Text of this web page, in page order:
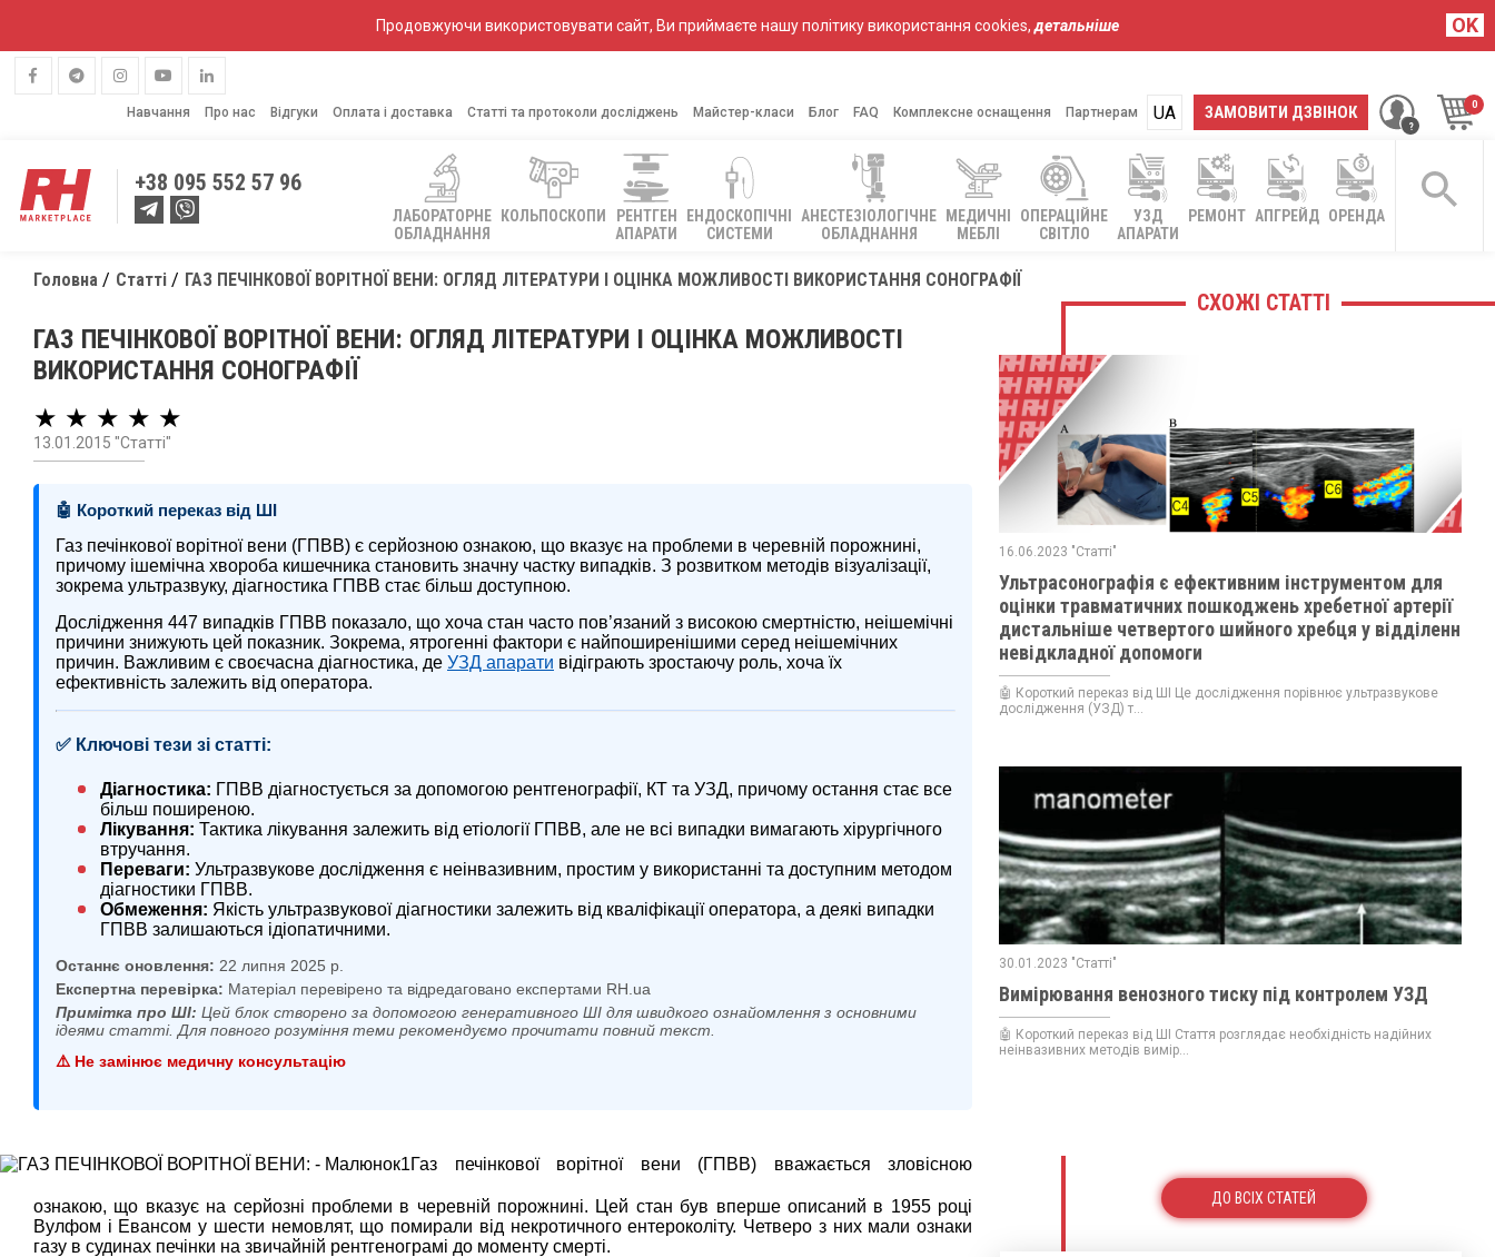
Продовжуючи використовувати сайт, Ви приймаєте нашу політику використання cookies,детальніше OK
Навчання Про нас Відгуки Оплата і доставка Статті та протоколи досліджень Майстер-класи Блог FAQ Комплексне оснащення Партнерам ЗАМОВИТИ ДЗВІНОК
UA
RU
+38 095 552 57 96
ЛАБОРАТОРНЕ
ОБЛАДНАННЯ
КОЛЬПОСКОПИ
РЕНТГЕН
АПАРАТИ
ЕНДОСКОПІЧНІ
СИСТЕМИ
АНЕСТЕЗІОЛОГІЧНЕ
ОБЛАДНАННЯ
МЕДИЧНІ
МЕБЛІ
ОПЕРАЦІЙНЕ
СВІТЛО
УЗД
АПАРАТИ
РЕМОНТ АПГРЕЙД ОРЕНДА
Головна Статті ГАЗ ПЕЧІНКОВОЇ ВОРIТНОЇ ВЕНИ: ОГЛЯД ЛІТЕРАТУРИ І ОЦІНКА МОЖЛИВОСТІ ВИКОРИСТАННЯ СОНОГРАФІЇ
ГАЗ ПЕЧІНКОВОЇ ВОРIТНОЇ ВЕНИ: ОГЛЯД ЛІТЕРАТУРИ І ОЦІНКА МОЖЛИВОСТІ
ВИКОРИСТАННЯ СОНОГРАФІЇ
★ ★ ★ ★ ★
13.01.2015 "Статті"
🤖 Короткий переказ від ШІ
Газ печінкової ворітної вени (ГПВВ) є серйозною ознакою, що вказує на проблеми в черевній порожнині,
причому ішемічна хвороба кишечника становить значну частку випадків. З розвитком методів візуалізації,
зокрема ультразвуку, діагностика ГПВВ стає більш доступною.
Дослідження 447 випадків ГПВВ показало, що хоча стан часто пов’язаний з високою смертністю, неішемічні
причини знижують цей показник. Зокрема, ятрогенні фактори є найпоширенішими серед неішемічних
причин. Важливим є своєчасна діагностика, де УЗД апарати відіграють зростаючу роль, хоча їх
ефективність залежить від оператора.
✅ Ключові тези зі статті:
Діагностика: ГПВВ діагностується за допомогою рентгенографії, КТ та УЗД, причому остання стає все
більш поширеною.
Лікування: Тактика лікування залежить від етіології ГПВВ, але не всі випадки вимагають хірургічного
втручання.
Переваги: Ультразвукове дослідження є неінвазивним, простим у використанні та доступним методом
діагностики ГПВВ.
Обмеження: Якість ультразвукової діагностики залежить від кваліфікації оператора, а деякі випадки
ГПВВ залишаються ідіопатичними.
Останнє оновлення: 22 липня 2025 р.
Експертна перевірка: Матеріал перевірено та відредаговано експертами RH.ua
Примітка про ШІ: Цей блок створено за допомогою генеративного ШІ для швидкого ознайомлення з основними
ідеями статті. Для повного розуміння теми рекомендуємо прочитати повний текст.
⚠️ Не замінює медичну консультацію
Газ печінкової ворітної вени (ГПВВ) вважається зловісною
ознакою, що вказує на серйозні проблеми в черевній порожнині. Цей стан був вперше описаний в 1955 році
Вулфом і Евансом у шести немовлят, що помирали від некротичного ентероколіту. Четверо з них мали ознаки
газу в судинах печінки на звичайній рентгенограмі до моменту смерті.
СХОЖІ СТАТТІ
16.06.2023 "Статті"
Ультрасонографія є ефективним інструментом для
оцінки травматичних пошкоджень хребетної артерії
дистальніше четвертого шийного хребця у відділенні
невідкладної допомоги
🤖 Короткий переказ від ШІ Це дослідження порівнює ультразвукове
дослідження (УЗД) т...
30.01.2023 "Статті"
Вимірювання венозного тиску під контролем УЗД
🤖 Короткий переказ від ШІ Стаття розглядає необхідність надійних
неінвазивних методів вимір...
ДО ВСІХ СТАТЕЙ